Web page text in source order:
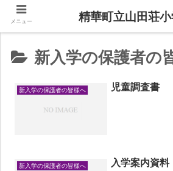
新入学の保護者の
新入学の保護者の皆様へ 児童調査書
新入学の保護者の皆様へ 入学案内資料
メニュー 精華町立山田荘